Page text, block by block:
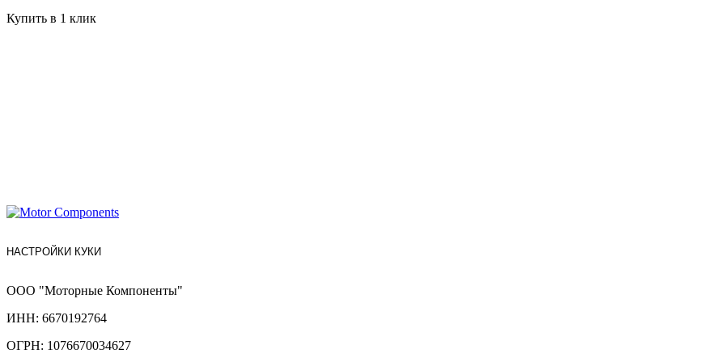
Купить в 1 клик
НАСТРОЙКИ КУКИ
ООО "Моторные Компоненты"
ИНН: 6670192764
ОГРН: 1076670034627